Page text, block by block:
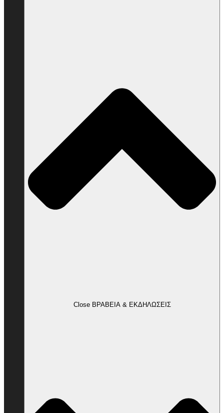
Close ΒΡΑΒΕΙΑ & ΕΚΔΗΛΩΣΕΙΣ